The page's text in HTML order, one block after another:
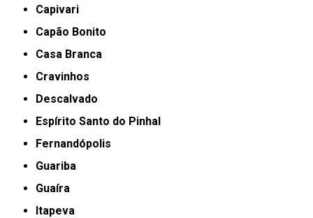
Capivari
Capão Bonito
Casa Branca
Cravinhos
Descalvado
Espírito Santo do Pinhal
Fernandópolis
Guariba
Guaíra
Itapeva